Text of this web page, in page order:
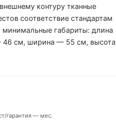
контуру тканные
соответствие стандартам
габариты: длина
46 см, ширина — 55 см, высота
гарантия — мес.